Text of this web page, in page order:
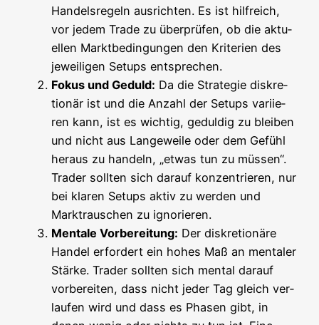
Han­dels­re­geln aus­rich­ten. Es ist hilf­reich,
vor jedem Trade zu über­prü­fen, ob die aktu­
el­len Markt­be­din­gun­gen den Kri­te­ri­en des
jewei­li­gen Set­ups entsprechen.
Fokus und Geduld: Da die Stra­te­gie dis­kre­
tio­när ist und die Anzahl der Set­ups vari­ie­
ren kann, ist es wich­tig, gedul­dig zu blei­ben
und nicht aus Lan­ge­wei­le oder dem Gefühl
her­aus zu han­deln, „etwas tun zu müs­sen“.
Trader soll­ten sich dar­auf kon­zen­trie­ren, nur
bei kla­ren Set­ups aktiv zu wer­den und
Markt­rau­schen zu ignorieren.
Men­ta­le Vor­be­rei­tung: Der dis­kre­tio­nä­re
Han­del erfor­dert ein hohes Maß an men­ta­ler
Stär­ke. Trader soll­ten sich men­tal dar­auf
vor­be­rei­ten, dass nicht jeder Tag gleich ver­
lau­fen wird und dass es Pha­sen gibt, in